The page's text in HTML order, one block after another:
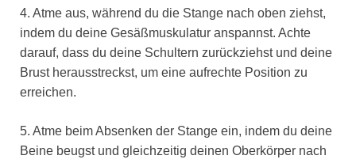
4. Atme aus, während du die Stange nach oben ziehst,
indem du deine Gesäßmuskulatur anspannst. Achte
darauf, dass du deine Schultern zurückziehst und deine
Brust herausstreckst, um eine aufrechte Position zu
erreichen.
5. Atme beim Absenken der Stange ein, indem du deine
Beine beugst und gleichzeitig deinen Oberkörper nach